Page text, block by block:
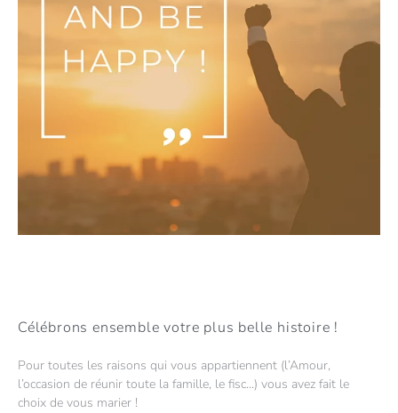
Célébrons ensemble votre plus belle histoire !
Pour toutes les raisons qui vous appartiennent (l’Amour,
l’occasion de réunir toute la famille, le fisc...) vous avez fait le
choix de vous marier !